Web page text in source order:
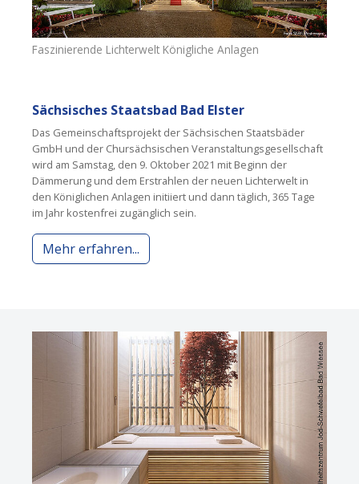
Faszinierende Lichterwelt Königliche Anlagen
Sächsisches Staatsbad Bad Elster
Das Gemeinschaftsprojekt der Sächsischen Staatsbäder
GmbH und der Chursächsischen Veranstaltungsgesellschaft
wird am Samstag, den 9. Oktober 2021 mit Beginn der
Dämmerung und dem Erstrahlen der neuen Lichterwelt in
den Königlichen Anlagen initiiert und dann täglich, 365 Tage
im Jahr kostenfrei zugänglich sein.
Mehr erfahren...